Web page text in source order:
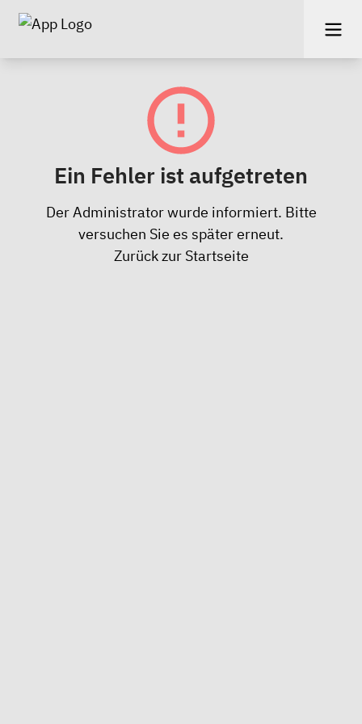
Ein Fehler ist aufgetreten
Der Administrator wurde informiert. Bitte
versuchen Sie es später erneut.
Zurück zur Startseite